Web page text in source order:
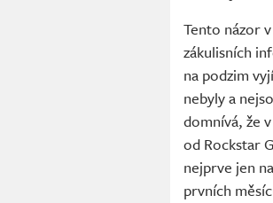
Tento názor
zákulisních
na podzim
nebyly a
domnívá, že
od Rockstar
nejprve jen
prvních